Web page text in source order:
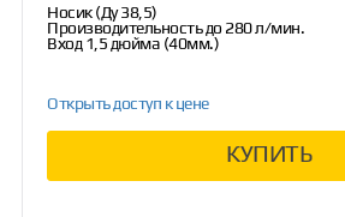
Носик (Ду 38,5)
Производительность до 280 л/мин.
Вход 1,5 дюйма (40мм.)
Открыть доступ к цене
КУПИТЬ